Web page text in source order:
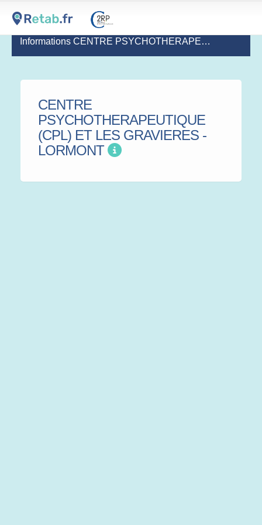
Informations CENTRE PSYCHOTHERAPEUTIQUE (CPL) ET LES GRAVIERES - LORMONT
CENTRE
PSYCHOTHERAPEUTIQUE
(CPL) ET LES GRAVIERES -
LORMONT